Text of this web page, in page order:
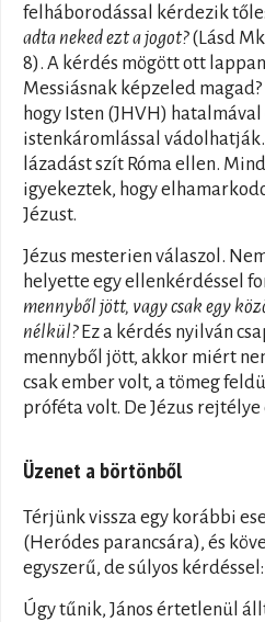
felháborodással kérdezik tőle:
adta neked ezt a jogot?(Lásd Mk
8). A kérdés mögött ott
Messiásnak képzeled
hogy Isten (JHVH) hatalmával
istenkáromlással
lázadást szít Róma ellen.
igyekeztek, hogy
Jézust.
Jézus mesterien válaszol.
helyette egy ellenkérdéssel
mennyből jött, vagy csak egy
nélkül?Ez a kérdés nyilván
mennyből jött, akkor miért
csak ember volt, a tömeg
próféta volt. De Jézus
Üzenet a börtönből
Térjünk vissza egy korábbi
(Heródes parancsára), és
egyszerű, de súlyos kérdéssel:
Úgy tűnik, János értetlenül